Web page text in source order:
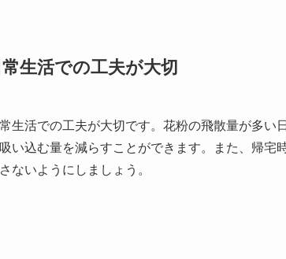
生活での工夫が大切
生活での工夫が大切です。花粉の飛散量が多い
い込む量を減らすことができます。また、帰宅
ないようにしましょう。